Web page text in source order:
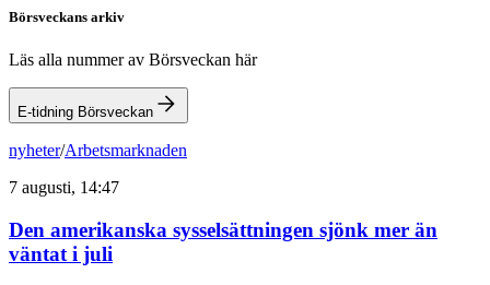
Börsveckans arkiv
Läs alla nummer av Börsveckan här
E-tidning Börsveckan
nyheter/Arbetsmarknaden
7 augusti, 14:47
Den amerikanska sysselsättningen sjönk mer än
väntat i juli